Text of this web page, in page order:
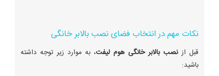
نکات مهم در انتخاب فضای نصب بالابر خانگی
قبل ازنصب بالابر خانگی هوم لیفت، به موارد زیر توجه داشته
باشید: